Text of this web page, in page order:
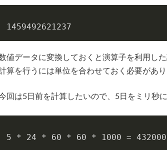
1459492621237
値データに変換しておくと演算子を利用した
算を行うには単位を合わせておく必要があり
回は5日前を計算したいので、5日をミリ秒
5 * 24 * 60 * 60 * 1000 =